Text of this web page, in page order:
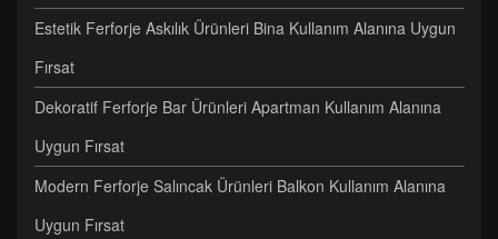
Estetik Ferforje Askılık Ürünleri Bina Kullanım Alanına Uygun
Fırsat
Dekoratif Ferforje Bar Ürünleri Apartman Kullanım Alanına
Uygun Fırsat
Modern Ferforje Salıncak Ürünleri Balkon Kullanım Alanına
Uygun Fırsat